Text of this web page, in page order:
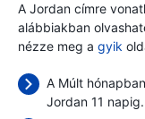
A Jordan címre
alábbiakban
nézze meg a gyik
A Múlt
Jordan 11 napig.